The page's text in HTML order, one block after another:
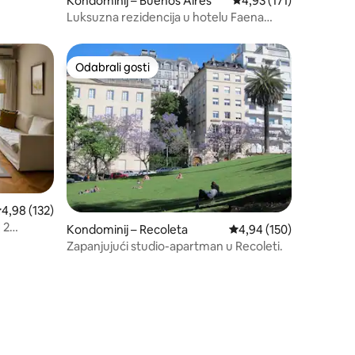
Luksuzna rezidencija u hotelu Faena
„Odabrali gosti”
ocjena: 4,98/5, recenzija: 132
4,98 (132)
2
Odabrali gosti
Odabrali gosti
Kondominij – Recoleta Prosječna ocjena:
4,94 (150)
Zapanjujući studio-apartman u Recoleti.